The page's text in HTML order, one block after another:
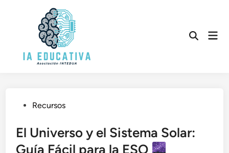
Abrir
Publicado
Recursos
El Universo y el Sistema Solar:
Guía Fácil para la ESO